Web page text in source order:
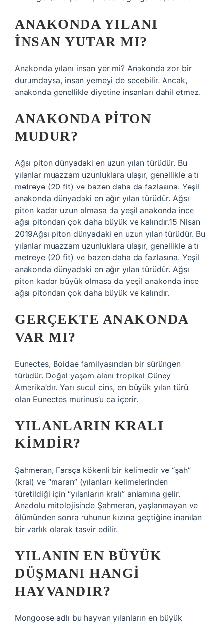
ANAKONDA YILANI
INSAN YUTAR MI?
Anakonda yılanı insan yer mi? Anakonda zor bir
durumdaysa, insan yemeyi de seçebilir. Ancak,
anakonda genellikle diyetine insanları dahil etmez.
ANAKONDA PITON
MUDUR?
Ağsı piton dünyadaki en uzun yılan türüdür. Bu
yılanlar muazzam uzunluklara ulaşır, genellikle altı
metreye (20 fit) ve bazen daha da fazlasına. Yeşil
anakonda dünyadaki en ağır yılan türüdür. Ağsı
piton kadar uzun olmasa da yeşil anakonda ince
ağsı pitondan çok daha büyük ve kalındır.15 Nisan
2019Ağsı piton dünyadaki en uzun yılan türüdür. Bu
yılanlar muazzam uzunluklara ulaşır, genellikle altı
metreye (20 fit) ve bazen daha da fazlasına. Yeşil
anakonda dünyadaki en ağır yılan türüdür. Ağsı
piton kadar büyük olmasa da yeşil anakonda ince
ağsı pitondan çok daha büyük ve kalındır.
GERÇEKTE ANAKONDA
VAR MI?
Eunectes, Boidae familyasından bir sürüngen
türüdür. Doğal yaşam alanı tropikal Güney
Amerika’dır. Yarı sucul cins, en büyük yılan türü
olan Eunectes murinus’u da içerir.
YILANLARIN KRALI
KIMDIR?
Şahmeran, Farsça kökenli bir kelimedir ve “şah”
(kral) ve “maran” (yılanlar) kelimelerinden
türetildiği için “yılanların kralı” anlamına gelir.
Anadolu mitolojisinde Şahmeran, yaşlanmayan ve
ölümünden sonra ruhunun kızına geçtiğine inanılan
bir varlık olarak tasvir edilir.
YILANIN EN BÜYÜK
DÜŞMANI HANGI
HAYVANDIR?
Mongoose adlı bu hayvan yılanların en büyük